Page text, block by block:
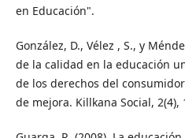
en Educación".
González, D., Vélez , S., y
de la calidad en la educación
de los derechos del
de mejora. Killkana Social, 2(4),